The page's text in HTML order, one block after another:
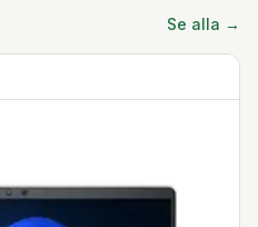
Se alla →